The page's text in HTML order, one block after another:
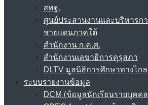
สพฐ.
ศูนย์ประสานงานและบริหารก
ชายแดนภาคใต้
สำนักงาน ก.ค.ศ.
สำนักงานเลขาธิการคุรุสภา
DLTV มูลนิธิการศึกษาทางไก
ระบบรายงานข้อมูล
DCM (ข้อมูลนักเรียนรายบุคค